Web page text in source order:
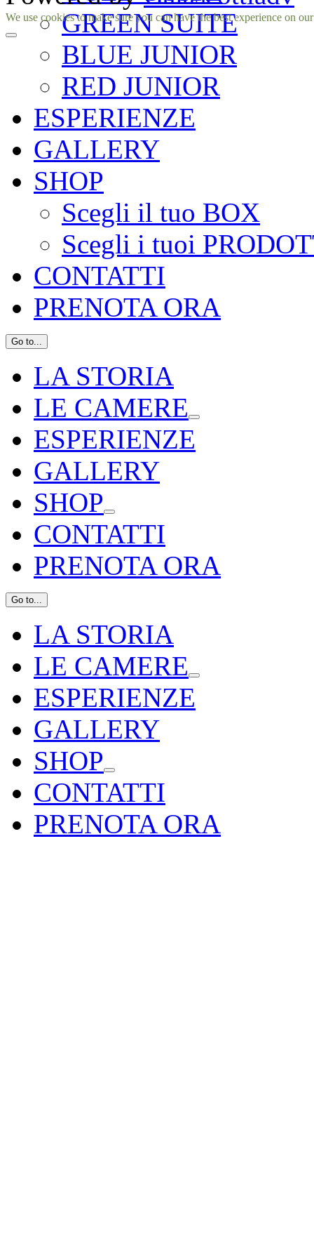
GREEN SUITE
BLUE JUNIOR
RED JUNIOR
ESPERIENZE
GALLERY
SHOP
Scegli il tuo BOX
Scegli i tuoi
CONTATTI
PRENOTA ORA
Go to...
LA STORIA
LE CAMERE
ESPERIENZE
GALLERY
SHOP
CONTATTI
PRENOTA ORA
Go to...
LA STORIA
LE CAMERE
ESPERIENZE
GALLERY
SHOP
CONTATTI
PRENOTA ORA
Facebook
Instagram
We use cookies to make sure you can have the best experience on